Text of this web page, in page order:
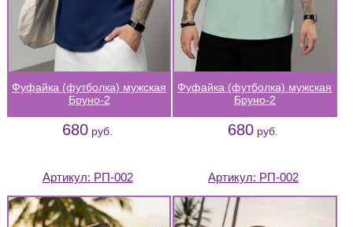
Фуфайка (футболка) мужская
Бруно-2
680 руб.
Фуфайка (футболка) мужская
Бруно-2
680 руб.
Артикул: РП-002 Артикул: РП-002